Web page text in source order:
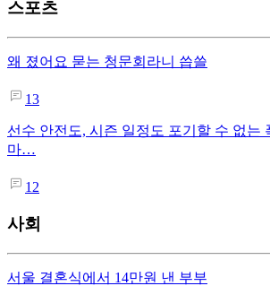
스포츠
왜 졌어요 묻는 청문회라니 씁쓸
13
선수 안전도, 시즌 일정도 포기할 수 없는
마…
12
사회
서울 결혼식에서 14만원 낸 부부